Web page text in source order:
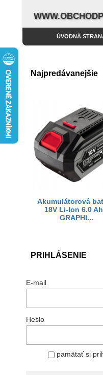
ÚVODNÁ
Najpredávanejšie
Akumulátorová
18V Li-Ion 6.0
GRAPHI...
PRIHLÁSENIE
E-mail
Heslo
pamätať si